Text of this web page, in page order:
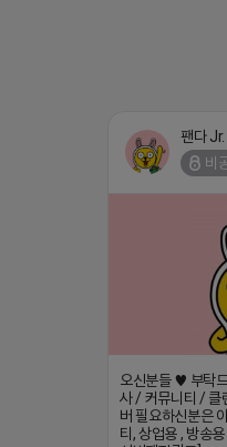
팬다 Jr.
비
오신분들 ♥ 부탁
사 / 커뮤니티 / 클
버 필요하신분은
티, 상업용 , 방송